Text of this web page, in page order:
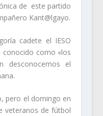
de este partido
Kant@lgayo.
cadete el IESO
conocido como «los
desconocemos el
pero el domingo en
veteranos de fútbol